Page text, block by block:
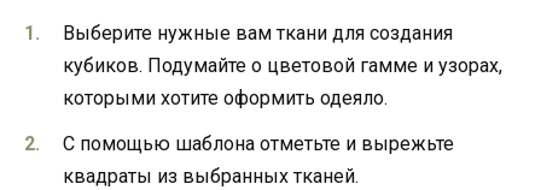
Выберите нужные вам ткани для создания
кубиков. Подумайте о цветовой гамме и узорах,
которыми хотите оформить одеяло.
С помощью шаблона отметьте и вырежьте
квадраты из выбранных тканей.